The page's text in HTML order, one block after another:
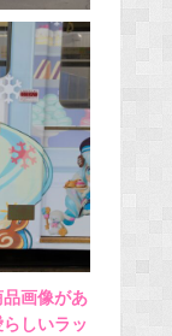
画像があ
しいラッ